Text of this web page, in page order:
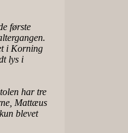
første
i Korning
lys i
har tre
Mattæus
blevet